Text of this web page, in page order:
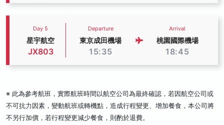
Day 5
星宇航空
JX803
Departure
東京成田機場
15:35
Arrival
桃園國際機場
18:45
※ 此為參考航班，實際航班時間以航空公司為最終確認，若因航空公司或
不可抗力因素，變動航班或轉機點，造成行程變更、增加餐食，本公司將
不另行加價，若行程變更減少餐食，則酌於退費。